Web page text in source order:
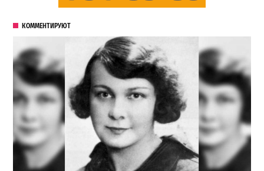
КОММЕНТИРУЮТ